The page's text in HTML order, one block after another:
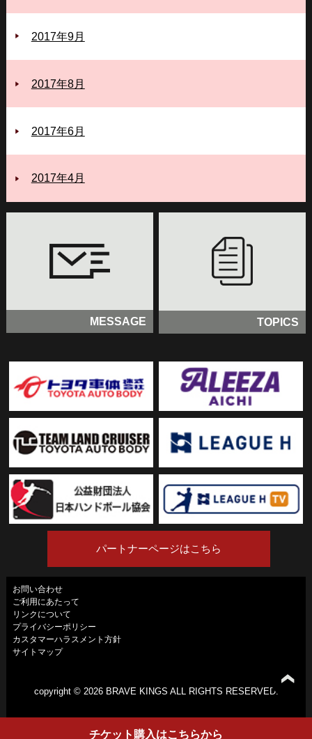
2017年9月
2017年8月
2017年6月
2017年4月
MESSAGE TOPICS
チケット 購入はこちらから
パートナーページはこちら
お問い合わせ
ご利用にあたって
リンクについて
プライバシーポリシー
カスタマーハラスメント方針
サイトマップ
copyright © 2026 BRAVE KINGS ALL RIGHTS RESERVED.